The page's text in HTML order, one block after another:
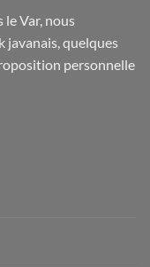
le Var, nous
javanais, quelques
personnelle